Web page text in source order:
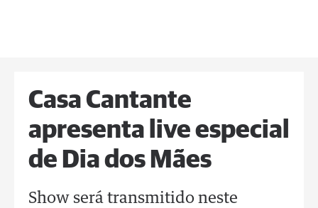
Casa Cantante
apresenta live especial
de Dia dos Mães
Show será transmitido neste